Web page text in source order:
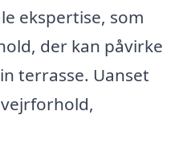
ekspertise, som
der kan påvirke
terrasse. Uanset